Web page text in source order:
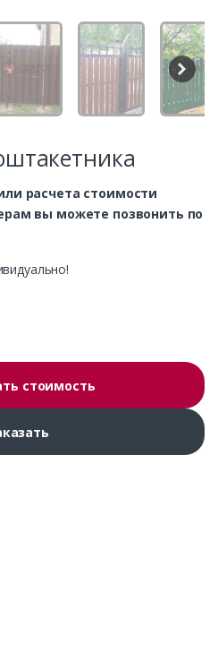
расчета стоимости
вы можете позвонить по
стоимость